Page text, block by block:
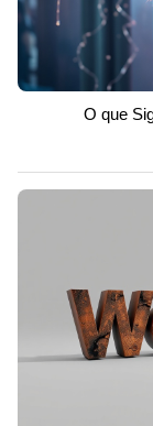
O que